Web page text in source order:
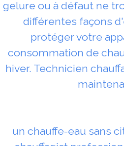
gelure ou à défaut ne
différentes façons
protéger votre
consommation de
hiver. Technicien
un chauffe-eau sans